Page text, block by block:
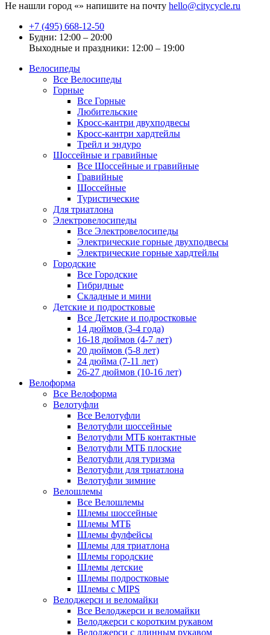
Не нашли город «» напишите на почту hello@citycycle.ru
+7 (495) 668-12-50
Будни: 12:00 – 20:00
Выходные и праздники: 12:00 – 19:00
Велосипеды
Все Велосипеды
Горные
Все Горные
Любительские
Кросс-кантри двухподвесы
Кросс-кантри хардтейлы
Трейл и эндуро
Шоссейные и гравийные
Все Шоссейные и гравийные
Гравийные
Шоссейные
Туристические
Для триатлона
Электровелосипеды
Все Электровелосипеды
Электрические горные двухподвесы
Электрические горные хардтейлы
Городские
Все Городские
Гибридные
Складные и мини
Детские и подростковые
Все Детские и подростковые
14 дюймов (3-4 года)
16-18 дюймов (4-7 лет)
20 дюймов (5-8 лет)
24 дюйма (7-11 лет)
26-27 дюймов (10-16 лет)
Велоформа
Все Велоформа
Велотуфли
Все Велотуфли
Велотуфли шоссейные
Велотуфли МТБ контактные
Велотуфли МТБ плоские
Велотуфли для туризма
Велотуфли для триатлона
Велотуфли зимние
Велошлемы
Все Велошлемы
Шлемы шоссейные
Шлемы МТБ
Шлемы фулфейсы
Шлемы для триатлона
Шлемы городские
Шлемы детские
Шлемы подростковые
Шлемы с MIPS
Велоджерси и веломайки
Все Велоджерси и веломайки
Велоджерси с коротким рукавом
Велоджерси с длинным рукавом